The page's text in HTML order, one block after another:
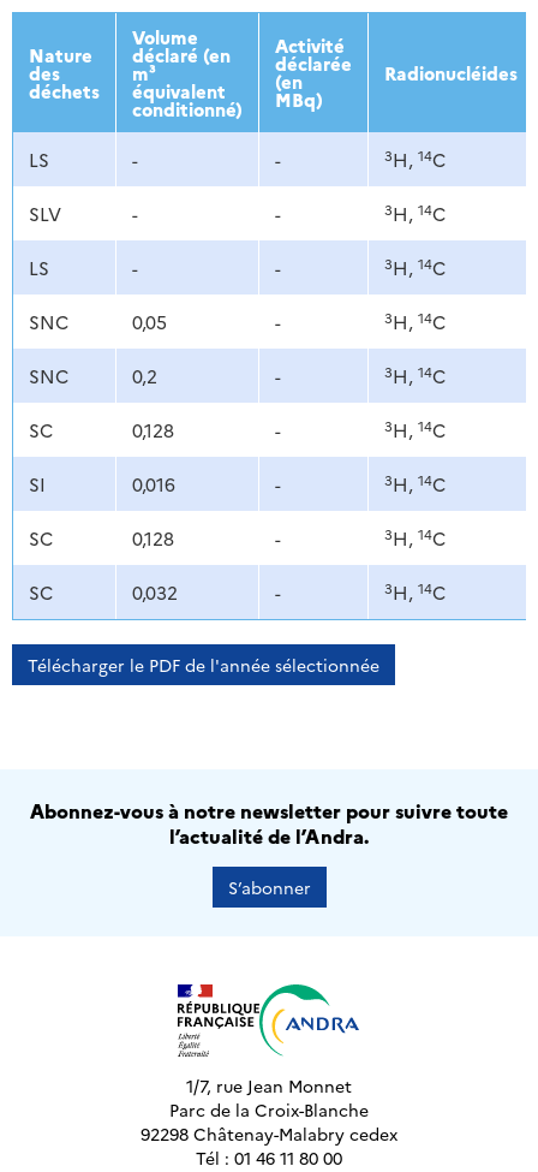
2013 2014 2015 2016
Nature
des
déchets
Volume
déclaré (en
m³
équivalent
conditionné)
Activité
déclarée
(en
MBq)
Radionucléides
LS - - 3H, 14C
SLV - - 3H, 14C
LS - - 3H, 14C
SNC 0,05 - 3H, 14C
SNC 0,2 - 3H, 14C
SC 0,128 - 3H, 14C
SI 0,016 - 3H, 14C
SC 0,128 - 3H, 14C
SC 0,032 - 3H, 14C
Télécharger le PDF de l'année sélectionnée
Abonnez-vous à notre newsletter pour suivre toute
l’actualité de l’Andra.
S’abonner
1/7, rue Jean Monnet
Parc de la Croix-Blanche
92298 Châtenay-Malabry cedex
Tél : 01 46 11 80 00